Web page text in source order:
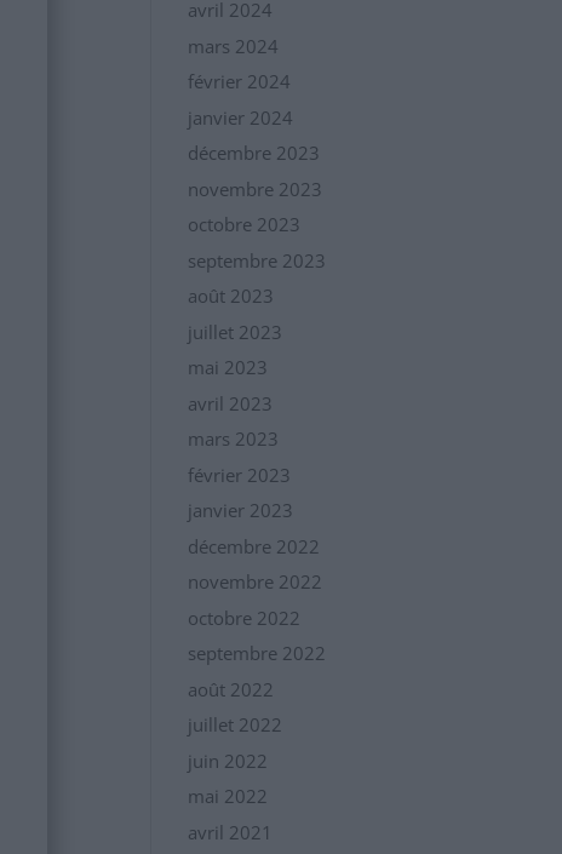
avril 2024
mars 2024
février 2024
janvier 2024
décembre 2023
novembre 2023
octobre 2023
septembre 2023
août 2023
juillet 2023
mai 2023
avril 2023
mars 2023
février 2023
janvier 2023
décembre 2022
novembre 2022
octobre 2022
septembre 2022
août 2022
juillet 2022
juin 2022
mai 2022
avril 2021